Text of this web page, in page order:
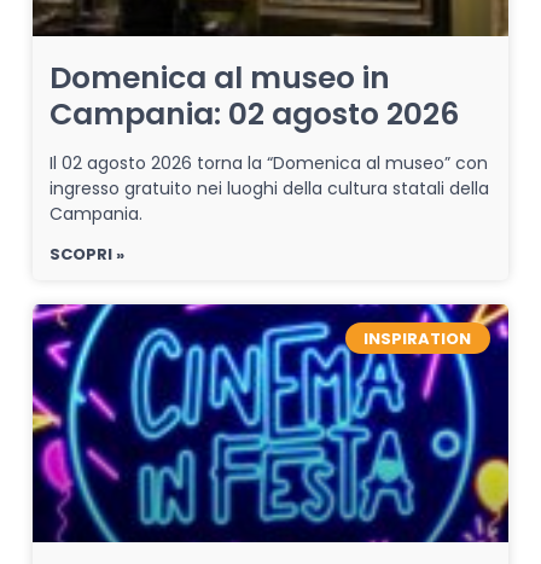
Domenica al museo in
Campania: 02 agosto 2026
Il 02 agosto 2026 torna la “Domenica al museo” con
ingresso gratuito nei luoghi della cultura statali della
Campania.
SCOPRI »
INSPIRATION